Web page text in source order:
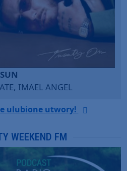
LOVERS (SAVE ME)
PERRY & CHIEF KEEF
ulubione utwory!
WEEKEND FM